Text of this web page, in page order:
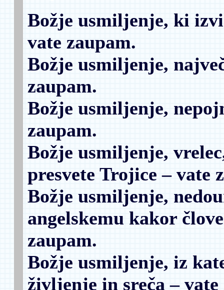
Božje usmiljenje, ki
vate zaupam.
Božje usmiljenje,
zaupam.
Božje usmiljenje,
zaupam.
Božje usmiljenje,
presvete Trojice – vate
Božje usmiljenje,
angelskemu kakor
zaupam.
Božje usmiljenje, iz
življenje in sreča– vate